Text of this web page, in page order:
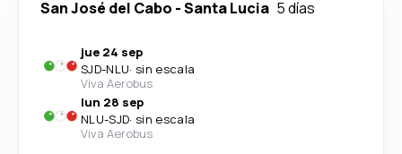
San José del Cabo -Santa Lucia 5 días
jue 24 sep
SJD-NLU· sin escala
Viva Aerobus
lun 28 sep
NLU-SJD· sin escala
Viva Aerobus